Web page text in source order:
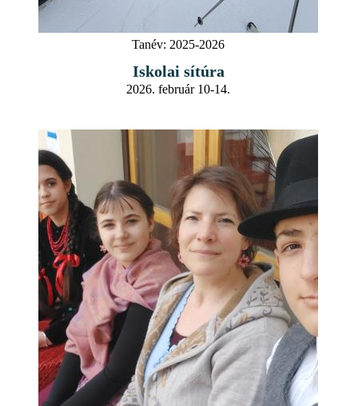
Tanév: 2025-2026
Iskolai sítúra
2026. február 10-14.